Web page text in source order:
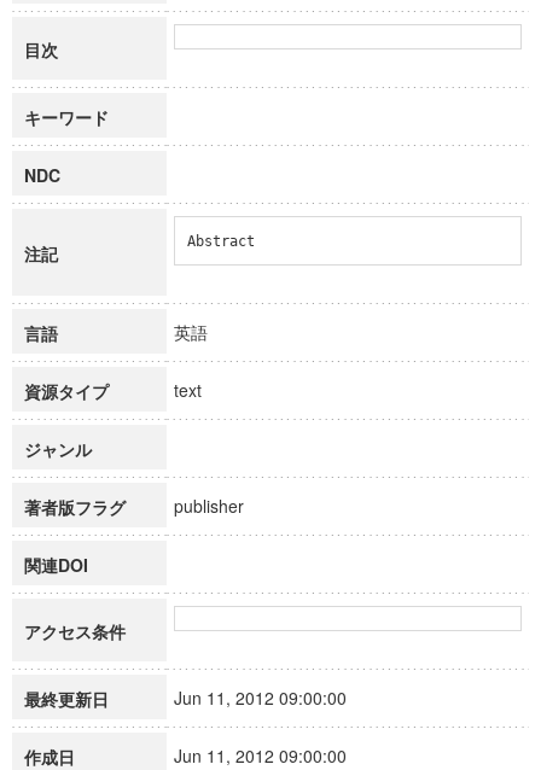
目次
キーワード
NDC
注記
Abstract
言語 英語
資源タイプ text
ジャンル
著者版フラグ publisher
関連DOI
アクセス条件
最終更新日 Jun 11, 2012 09:00:00
作成日 Jun 11, 2012 09:00:00